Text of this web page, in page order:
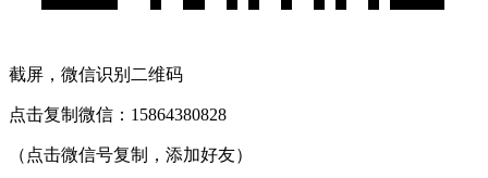
截屏，微信识别二维码
点击复制微信：15864380828
（点击微信号复制，添加好友）